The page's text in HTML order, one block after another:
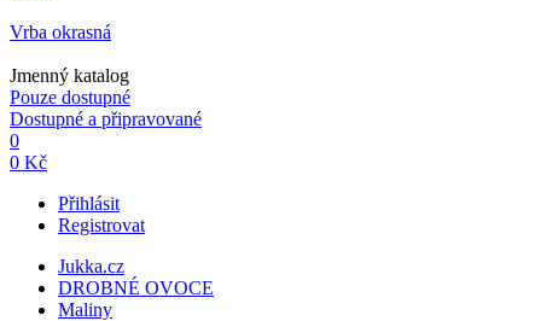
Vrba okrasná
Jmenný katalog
Pouze dostupné
Dostupné a připravované
0
0 Kč
Přihlásit
Registrovat
Jukka.cz
DROBNÉ OVOCE
Maliny